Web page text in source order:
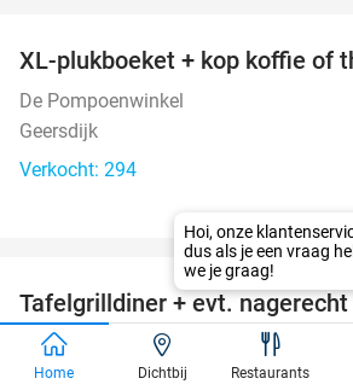
XL-plukboeket + kop koffie of
De Pompoenwinkel
Geersdijk
Verkocht: 294
Tafelgrilldiner + evt. nagerecht
Paviljoen Stormvogel
Oostvoorne
Home Dichtbij Restaurants